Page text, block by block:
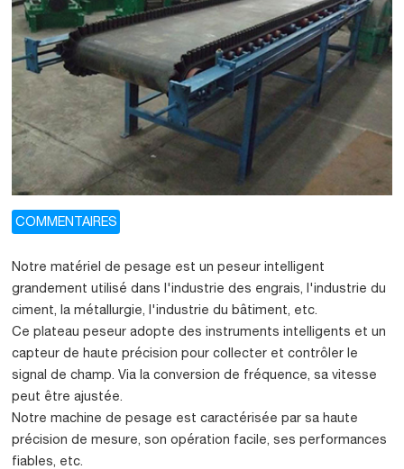
COMMENTAIRES
Notre matériel de pesage est un peseur intelligent
grandement utilisé dans l'industrie des engrais, l'industrie du
ciment, la métallurgie, l'industrie du bâtiment, etc.
Ce plateau peseur adopte des instruments intelligents et un
capteur de haute précision pour collecter et contrôler le
signal de champ. Via la conversion de fréquence, sa vitesse
peut être ajustée.
Notre machine de pesage est caractérisée par sa haute
précision de mesure, son opération facile, ses performances
fiables, etc.